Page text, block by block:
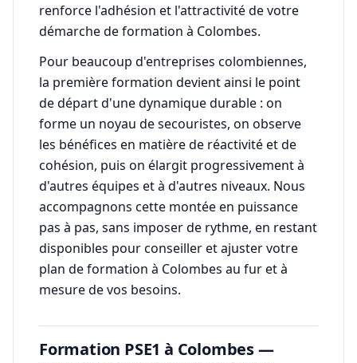
renforce l'adhésion et l'attractivité de votre
démarche de formation à Colombes.
Pour beaucoup d'entreprises colombiennes,
la première formation devient ainsi le point
de départ d'une dynamique durable : on
forme un noyau de secouristes, on observe
les bénéfices en matière de réactivité et de
cohésion, puis on élargit progressivement à
d'autres équipes et à d'autres niveaux. Nous
accompagnons cette montée en puissance
pas à pas, sans imposer de rythme, en restant
disponibles pour conseiller et ajuster votre
plan de formation à Colombes au fur et à
mesure de vos besoins.
Formation PSE1 à Colombes —